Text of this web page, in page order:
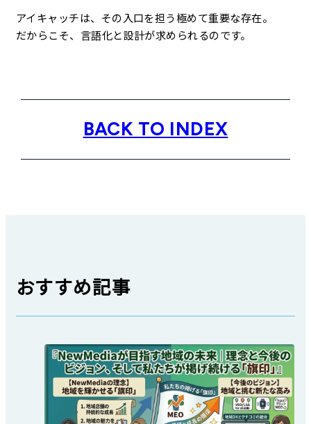
アイキャッチは、その入口を担う極めて重要な存在。
だからこそ、言語化と設計が求められるのです。
BACK TO INDEX
おすすめ記事